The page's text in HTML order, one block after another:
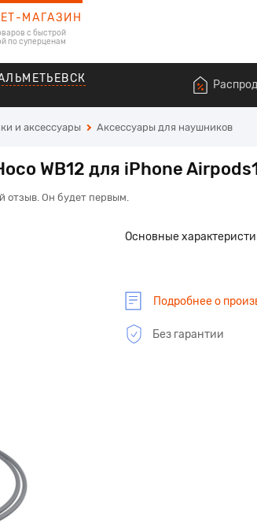
МАГАЗИН
с быстрой
по суперценам
и аксессуары Аксессуары для наушников
WB12 для iPhone
отзыв. Он будет первым.
Основные
Подробнее о
Без гарантии